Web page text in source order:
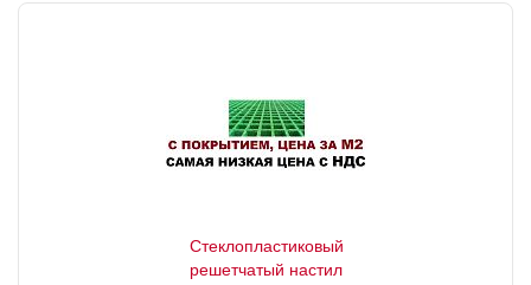
Стеклопластиковый
решетчатый настил